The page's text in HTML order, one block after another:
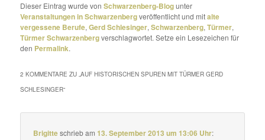
Dieser Eintrag wurde vonSchwarzenberg-Blogunter
Veranstaltungen in Schwarzenbergveröffentlicht und mitalte
vergessene Berufe,Gerd Schlesinger,Schwarzenberg,Türmer,
Türmer Schwarzenbergverschlagwortet. Setze ein Lesezeichen für
den Permalink.
2 KOMMENTARE ZU „AUF HISTORISCHEN SPUREN MIT TÜRMER GERD
SCHLESINGER“
Brigitteschriebam13. September 2013 um 13:06 Uhr: